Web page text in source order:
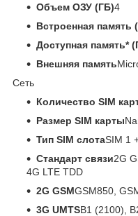
Объем ОЗУ (ГБ)4
Встроенная память
Доступная память*
Внешняя память
Сеть
Количество SIM
Размер SIM карты
Тип SIM слотаSIM 1
Стандарт связи2G
4G LTE TDD
2G GSMGSM850,
3G UMTSB1 (2100),